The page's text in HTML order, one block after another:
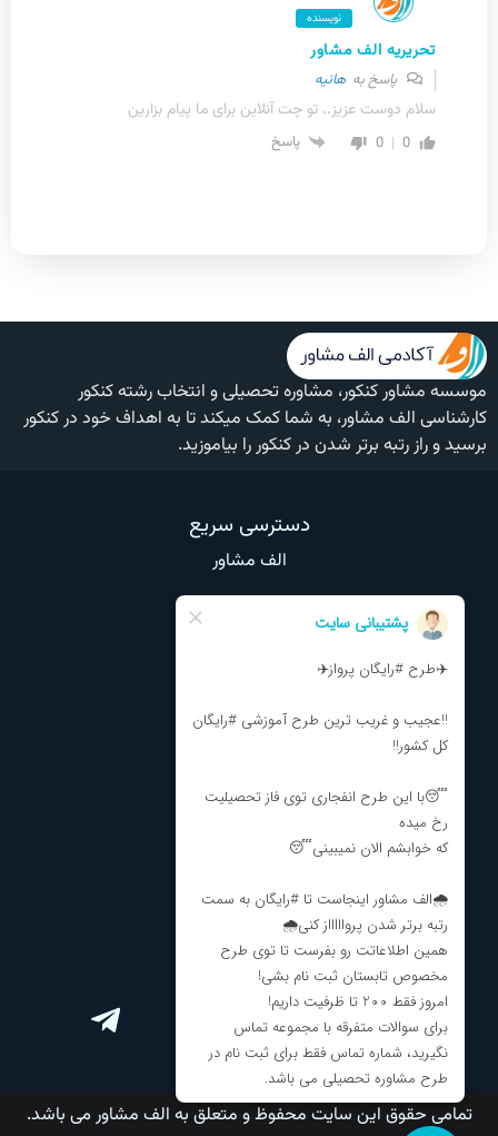
نویسنده
تحریریه الف مشاور
پاسخ به هانیه
سلام دوست عزیز.. تو چت آنلاین برای ما پیام بزارین
0
0 پاسخ
موسسه مشاور کنکور، مشاوره تحصیلی و انتخاب رشته کنکور
کارشناسی الف مشاور، به شما کمک میکند تا به اهداف خود در کنکور
برسید و راز رتبه برتر شدن در کنکور را بیاموزید.
دسترسی سریع
الف مشاور
درباره ما
مشاوره انتخاب رشته
برنامه ریزی کنکور
ارتباط با ما
تمامی حقوق این سایت محفوظ و متعلق به الف مشاور می باشد.